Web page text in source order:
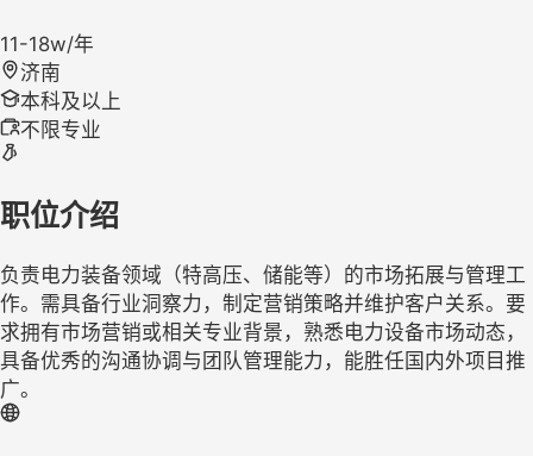
11-18w/年
济南
本科及以上
不限专业
职位介绍
负责电力装备领域（特高压、储能等）的市场拓展与管理工
作。需具备行业洞察力，制定营销策略并维护客户关系。要
求拥有市场营销或相关专业背景，熟悉电力设备市场动态，
具备优秀的沟通协调与团队管理能力，能胜任国内外项目推
广。